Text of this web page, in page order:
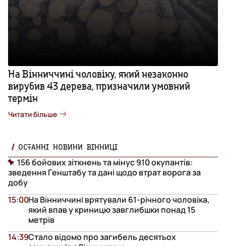
На Вінниччині чоловіку, який незаконно
вирубив 43 дерева, призначили умовний
термін
Читати більше
ОСТАННІ НОВИНИ ВІННИЦІ
156 бойових зіткнень та мінус 910 окупантів:
зведення Генштабу та дані щодо втрат ворога за
добу
На Вінниччині врятували 61-річного чоловіка,
який впав у криницю завглибшки понад 15
метрів
15:00
Стало відомо про загибель десятьох
14:39